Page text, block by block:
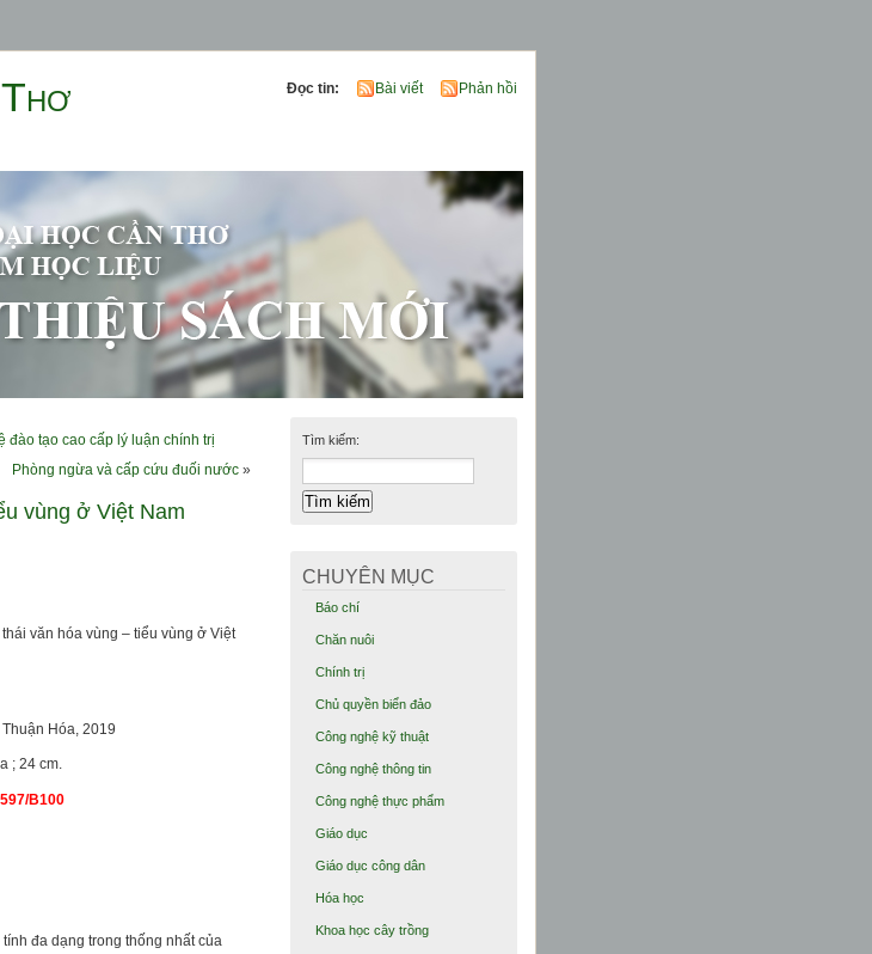
Đọc tin: Bài viết Phản hồi
đào tạo cao cấp lý luận chính trị
Phòng ngừa và cấp cứu đuối nước »
vùng ở Việt Nam
văn hóa vùng – tiểu vùng ở Việt
Thuận Hóa, 2019
; 24 cm.
B100
đa dạng trong thống nhất của
Tìm kiếm:
CHUYÊN MỤC
Báo chí
Chăn nuôi
Chính trị
Chủ quyền biển đảo
Công nghệ kỹ thuật
Công nghệ thông tin
Công nghệ thực phẩm
Giáo dục
Giáo dục công dân
Hóa học
Khoa học cây trồng